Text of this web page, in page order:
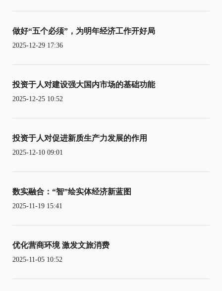
做好“五个必须”，为明年经济工作开好局
2025-12-29 17:36
投资于人对建设强大国内市场的基础功能
2025-12-25 10:52
投资于人对促进新质生产力发展的作用
2025-12-10 09:01
数实融合：“智”绘实体经济新蓝图
2025-11-19 15:41
优化营商环境 激发文旅消费
2025-11-05 10:52